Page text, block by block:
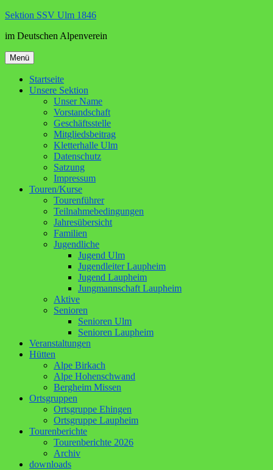
Zum
springen
Sektion SSV Ulm 1846
im Deutschen Alpenverein
Menü
Startseite
Unsere Sektion
Unser Name
Vorstandschaft
Geschäftsstelle
Mitgliedsbeitrag
Kletterhalle Ulm
Datenschutz
Satzung
Impressum
Touren/Kurse
Tourenführer
Teilnahmebedingungen
Jahresübersicht
Familien
Jugendliche
Jugend Ulm
Jugendleiter Laupheim
Jugend Laupheim
Jungmannschaft Laupheim
Aktive
Senioren
Senioren Ulm
Senioren Laupheim
Veranstaltungen
Hütten
Alpe Birkach
Alpe Hohenschwand
Bergheim Missen
Ortsgruppen
Ortsgruppe Ehingen
Ortsgruppe Laupheim
Tourenberichte
Tourenberichte 2026
Archiv
downloads